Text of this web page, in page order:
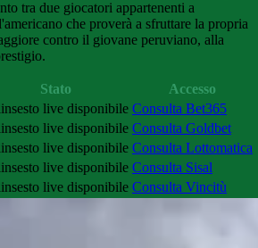
tra due giocatori appartenenti a
che proverà a sfruttare la propria
contro il giovane peruviano, alla
Stato
Accesso
live disponibile Consulta Bet365
live disponibile Consulta Goldbet
live disponibile Consulta Lottomatica
live disponibile Consulta Sisal
live disponibile Consulta Vincitù